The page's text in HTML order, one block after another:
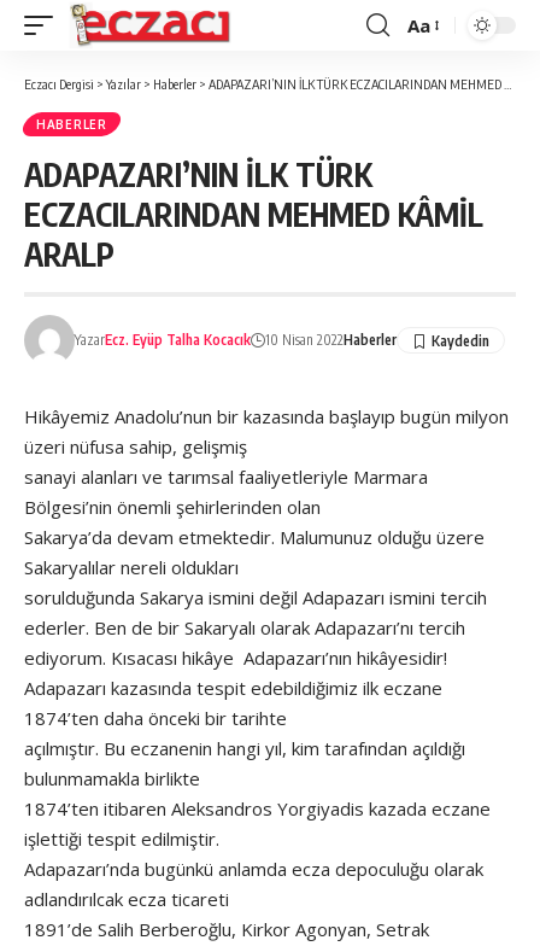
Font
Aa
Eczacı Dergisi >Yazılar > Haberler > ADAPAZARI’NIN İLK TÜRK ECZACILARINDAN MEHMED KÂMİL ARALP
HABERLER
ADAPAZARI’NIN İLK TÜRK
ECZACILARINDAN MEHMED KÂMİL
ARALP
YazarEcz. Eyüp Talha Kocacık 10 Nisan 2022Haberler
Hikâyemiz Anadolu’nun bir kazasında başlayıp bugün milyon
üzeri nüfusa sahip, gelişmiş
sanayi alanları ve tarımsal faaliyetleriyle Marmara
Bölgesi’nin önemli şehirlerinden olan
Sakarya’da devam etmektedir. Malumunuz olduğu üzere
Sakaryalılar nereli oldukları
sorulduğunda Sakarya ismini değil Adapazarı ismini tercih
ederler. Ben de bir Sakaryalı olarak Adapazarı’nı tercih
ediyorum. Kısacası hikâye Adapazarı’nın hikâyesidir!
Adapazarı kazasında tespit edebildiğimiz ilk eczane
1874’ten daha önceki bir tarihte
açılmıştır. Bu eczanenin hangi yıl, kim tarafından açıldığı
bulunmamakla birlikte
1874’ten itibaren Aleksandros Yorgiyadis kazada eczane
işlettiği tespit edilmiştir.
Adapazarı’nda bugünkü anlamda ecza depoculuğu olarak
adlandırılcak ecza ticareti
1891’de Salih Berberoğlu, Kirkor Agonyan, Setrak